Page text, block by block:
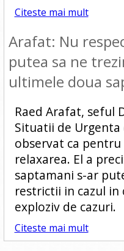
Citeste mai mult
Arafat: Nu
putea sa ne
ultimele doua
Raed Arafat, seful
Situatii de Urgenta
observat ca
relaxarea. El a
saptamani s-ar
restrictii in cazul
exploziv de cazuri.
Citeste mai mult